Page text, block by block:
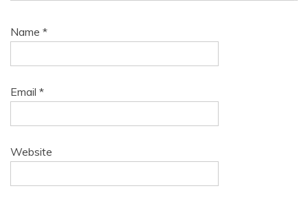
Name *
Email *
Website